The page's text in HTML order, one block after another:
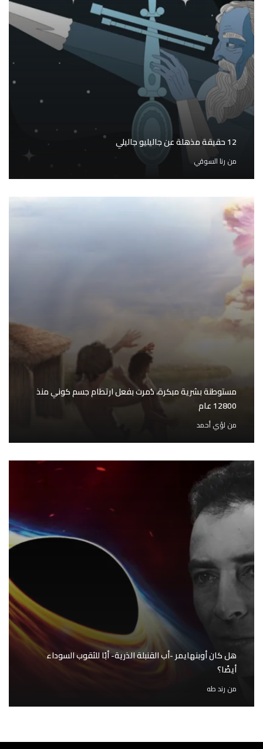
12 حقيقة مذهلة عن جاليليو جاليلي
من رنا السوقي
مستوطنة بشرية مبكرة، دُمرت بفعل ارتطام جسم كوني منذ
12800 عام
من لؤي أحمد
هل كان أوبنهايمر -أب القنبلة الذرية- أبًا للثقوب السوداء
أيضًا؟
من رند طه